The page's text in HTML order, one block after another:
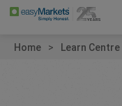
Home Learn Centre